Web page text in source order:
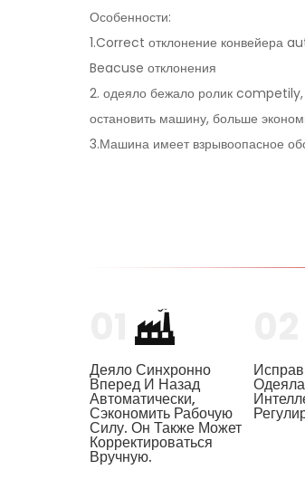
Особенности:
1.Correct отклонение конвейера
Beacuse отклонения
2. одеяло бежало ролик competily,
остановить машину, больше
3.Машина имеет взрывоопасное
Деяло Синхронно
Вперед И Назад
Автоматически,
Сэкономить Рабочую
Силу. Он Также Может
Корректироваться
Вручную.